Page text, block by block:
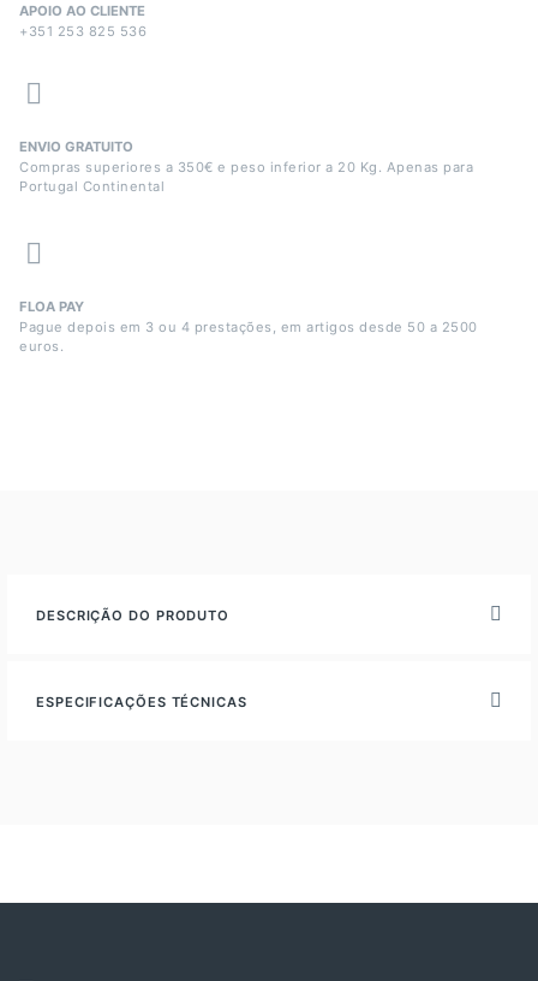
APOIO AO CLIENTE
+351 253 825 536
ENVIO GRATUITO
Compras superiores a 350€ e peso inferior a 20 Kg. Apenas para
Portugal Continental
FLOA PAY
Pague depois em 3 ou 4 prestações, em artigos desde 50 a 2500
euros.
DESCRIÇÃO DO PRODUTO
ESPECIFICAÇÕES TÉCNICAS